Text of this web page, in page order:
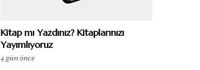
Kitap mı Yazdınız? Kitaplarınızı
Yayımlıyoruz
4 gün önce